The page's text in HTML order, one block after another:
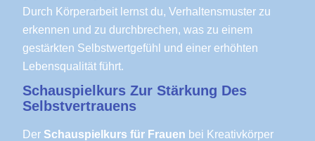
Durch Körperarbeit lernst du, Verhaltensmuster zu
erkennen und zu durchbrechen, was zu einem
gestärkten Selbstwertgefühl und einer erhöhten
Lebensqualität führt.
Schauspielkurs Zur Stärkung Des
Selbstvertrauens
Der Schauspielkurs für Frauen bei Kreativkörper